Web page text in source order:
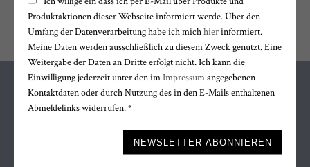
Facebook
Produktaktionen dieser Webseite informiert werde. Über den
Umfang der Datenverarbeitung habe ich mich hierinformiert.
Meine Daten werden ausschließlich zu diesem Zweck genutzt. Eine
Weitergabe der Daten an Dritte erfolgt nicht. Ich kann die
Einwilligung jederzeit unter den im Impressum angegebenen
Kontaktdaten oder durch Nutzung des in den E-Mails enthaltenen
Abmeldelinks widerrufen. *
NEWSLETTER ABONNIEREN